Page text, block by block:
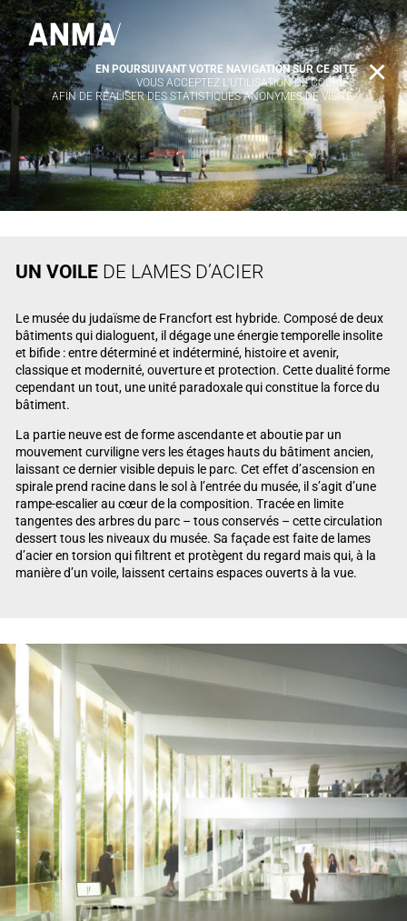
UN VOILE DE LAMES D’ACIER
Le musée du judaïsme de Francfort est hybride. Composé de deux
bâtiments qui dialoguent, il dégage une énergie temporelle insolite
et bifide : entre déterminé et indéterminé, histoire et avenir,
classique et modernité, ouverture et protection. Cette dualité forme
cependant un tout, une unité paradoxale qui constitue la force du
bâtiment.
La partie neuve est de forme ascendante et aboutie par un
mouvement curviligne vers les étages hauts du bâtiment ancien,
laissant ce dernier visible depuis le parc. Cet effet d’ascension en
spirale prend racine dans le sol à l’entrée du musée, il s’agit d’une
rampe-escalier au cœur de la composition. Tracée en limite
tangentes des arbres du parc – tous conservés – cette circulation
dessert tous les niveaux du musée. Sa façade est faite de lames
d’acier en torsion qui filtrent et protègent du regard mais qui, à la
manière d’un voile, laissent certains espaces ouverts à la vue.
EN POURSUIVANT VOTRE NAVIGATION SUR CE SITE
VOUS ACCEPTEZ L’UTILISATION DE COOKIES
AFIN DE RÉALISER DES STATISTIQUES ANONYMES DE VISITE.
X